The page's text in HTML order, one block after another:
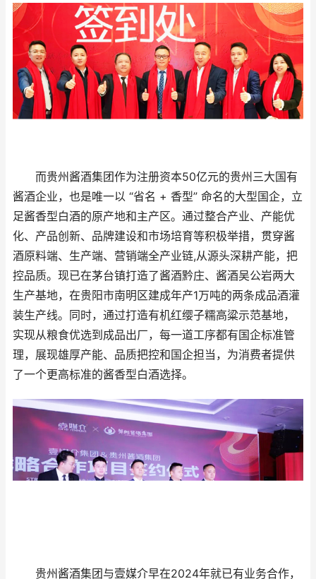
而贵州酱酒集团作为注册资本50亿元的贵州三大国有
酱酒企业，也是唯一以 “省名 + 香型” 命名的大型国企，立
足酱香型白酒的原产地和主产区。通过整合产业、产能优
化、产品创新、品牌建设和市场培育等积极举措，贯穿酱
酒原料端、生产端、营销端全产业链,从源头深耕产能，把
控品质。现已在茅台镇打造了酱酒黔庄、酱酒吴公岩两大
生产基地，在贵阳市南明区建成年产1万吨的两条成品酒灌
装生产线。同时，通过打造有机红缨子糯高粱示范基地，
实现从粮食优选到成品出厂，每一道工序都有国企标准管
理，展现雄厚产能、品质把控和国企担当，为消费者提供
了一个更高标准的酱香型白酒选择。
贵州酱酒集团与壹媒介早在2024年就已有业务合作，